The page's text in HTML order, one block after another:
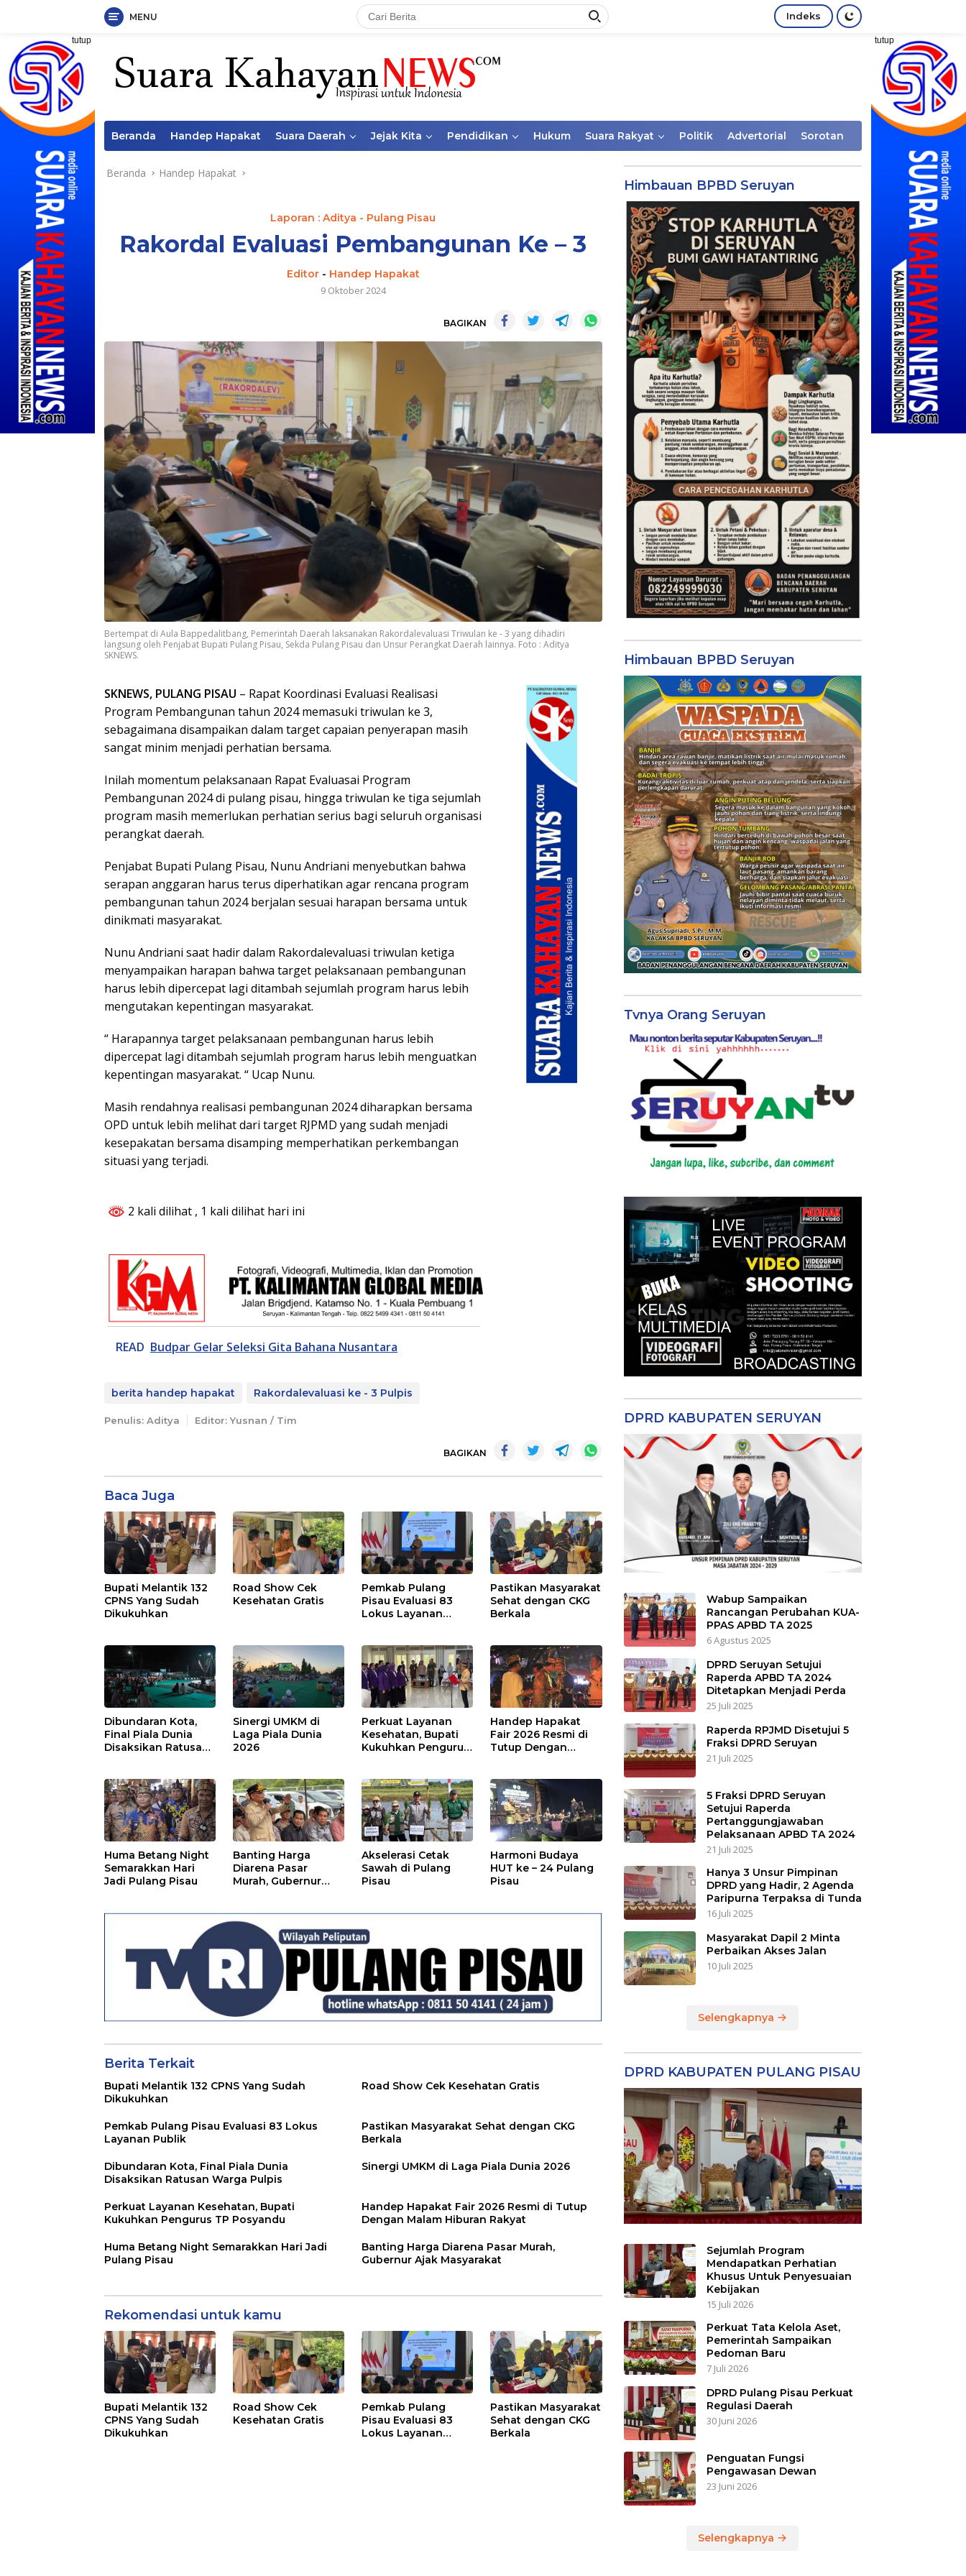
Langsung
konten
MENU Indeks
tutup tutup
Beranda Handep Hapakat Suara Daerah Jejak Kita Pendidikan Hukum Suara Rakyat Politik Advertorial Sorotan
Beranda Handep Hapakat
Laporan : Aditya - Pulang Pisau
Rakordal Evaluasi Pembangunan Ke – 3
Editor- Handep Hapakat
9 Oktober 2024
BAGIKAN
Bertempat di Aula Bappedalitbang, Pemerintah Daerah laksanakan Rakordalevaluasi Triwulan ke - 3 yang dihadiri
langsung oleh Penjabat Bupati Pulang Pisau, Sekda Pulang Pisau dan Unsur Perangkat Daerah lainnya. Foto : Aditya
SKNEWS.
SKNEWS, PULANG PISAU – Rapat Koordinasi Evaluasi Realisasi
Program Pembangunan tahun 2024 memasuki triwulan ke 3,
sebagaimana disampaikan dalam target capaian penyerapan masih
sangat minim menjadi perhatian bersama.
Inilah momentum pelaksanaan Rapat Evaluasai Program
Pembangunan 2024 di pulang pisau, hingga triwulan ke tiga sejumlah
program masih memerlukan perhatian serius bagi seluruh organisasi
perangkat daerah.
Penjabat Bupati Pulang Pisau, Nunu Andriani menyebutkan bahwa
serapan anggaran harus terus diperhatikan agar rencana program
pembangunan tahun 2024 berjalan sesuai harapan bersama untuk
dinikmati masyarakat.
Nunu Andriani saat hadir dalam Rakordalevaluasi triwulan ketiga
menyampaikan harapan bahwa target pelaksanaan pembangunan
harus lebih dipercepat lagi ditambah sejumlah program harus lebih
mengutakan kepentingan masyarakat.
“ Harapannya target pelaksanaan pembangunan harus lebih
dipercepat lagi ditambah sejumlah program harus lebih menguatkan
kepentingan masyarakat. “ Ucap Nunu.
Masih rendahnya realisasi pembangunan 2024 diharapkan bersama
OPD untuk lebih melihat dari target RJPMD yang sudah menjadi
kesepakatan bersama disamping memperhatikan perkembangan
situasi yang terjadi.
2 kali dilihat , 1 kali dilihat hari ini
READ Budpar Gelar Seleksi Gita Bahana Nusantara
berita handep hapakat Rakordalevaluasi ke - 3 Pulpis
Penulis: Aditya Editor: Yusnan / Tim
BAGIKAN
Baca Juga
Bupati Melantik 132
CPNS Yang Sudah
Dikukuhkan
Road Show Cek
Kesehatan Gratis
Pemkab Pulang
Pisau Evaluasi 83
Lokus Layanan
Pastikan Masyarakat
Sehat dengan CKG
Berkala
Dibundaran Kota,
Final Piala Dunia
Disaksikan Ratusan
Sinergi UMKM di
Laga Piala Dunia
2026
Perkuat Layanan
Kesehatan, Bupati
Kukuhkan Pengurus
Handep Hapakat
Fair 2026 Resmi di
Tutup Dengan
Huma Betang Night
Semarakkan Hari
Jadi Pulang Pisau
Banting Harga
Diarena Pasar
Murah, Gubernur
Akselerasi Cetak
Sawah di Pulang
Pisau
Harmoni Budaya
HUT ke – 24 Pulang
Pisau
Berita Terkait
Bupati Melantik 132 CPNS Yang Sudah
Dikukuhkan
Road Show Cek Kesehatan Gratis
Pemkab Pulang Pisau Evaluasi 83 Lokus
Layanan Publik
Pastikan Masyarakat Sehat dengan CKG
Berkala
Dibundaran Kota, Final Piala Dunia
Disaksikan Ratusan Warga Pulpis
Sinergi UMKM di Laga Piala Dunia 2026
Perkuat Layanan Kesehatan, Bupati
Kukuhkan Pengurus TP Posyandu
Handep Hapakat Fair 2026 Resmi di Tutup
Dengan Malam Hiburan Rakyat
Huma Betang Night Semarakkan Hari Jadi
Pulang Pisau
Banting Harga Diarena Pasar Murah,
Gubernur Ajak Masyarakat
Rekomendasi untuk kamu
Bupati Melantik 132
CPNS Yang Sudah
Dikukuhkan
Road Show Cek
Kesehatan Gratis
Pemkab Pulang
Pisau Evaluasi 83
Lokus Layanan
Pastikan Masyarakat
Sehat dengan CKG
Berkala
Himbauan BPBD Seruyan
Himbauan BPBD Seruyan
Tvnya Orang Seruyan
DPRD KABUPATEN SERUYAN
Wabup Sampaikan
Rancangan Perubahan KUA-
PPAS APBD TA 2025
6 Agustus 2025
DPRD Seruyan Setujui
Raperda APBD TA 2024
Ditetapkan Menjadi Perda
25 Juli 2025
Raperda RPJMD Disetujui 5
Fraksi DPRD Seruyan
21 Juli 2025
5 Fraksi DPRD Seruyan
Setujui Raperda
Pertanggungjawaban
Pelaksanaan APBD TA 2024
21 Juli 2025
Hanya 3 Unsur Pimpinan
DPRD yang Hadir, 2 Agenda
Paripurna Terpaksa di Tunda
16 Juli 2025
Masyarakat Dapil 2 Minta
Perbaikan Akses Jalan
10 Juli 2025
Selengkapnya
DPRD KABUPATEN PULANG PISAU
Sejumlah Program
Mendapatkan Perhatian
Khusus Untuk Penyesuaian
Kebijakan
15 Juli 2026
Perkuat Tata Kelola Aset,
Pemerintah Sampaikan
Pedoman Baru
7 Juli 2026
DPRD Pulang Pisau Perkuat
Regulasi Daerah
30 Juni 2026
Penguatan Fungsi
Pengawasan Dewan
23 Juni 2026
Selengkapnya